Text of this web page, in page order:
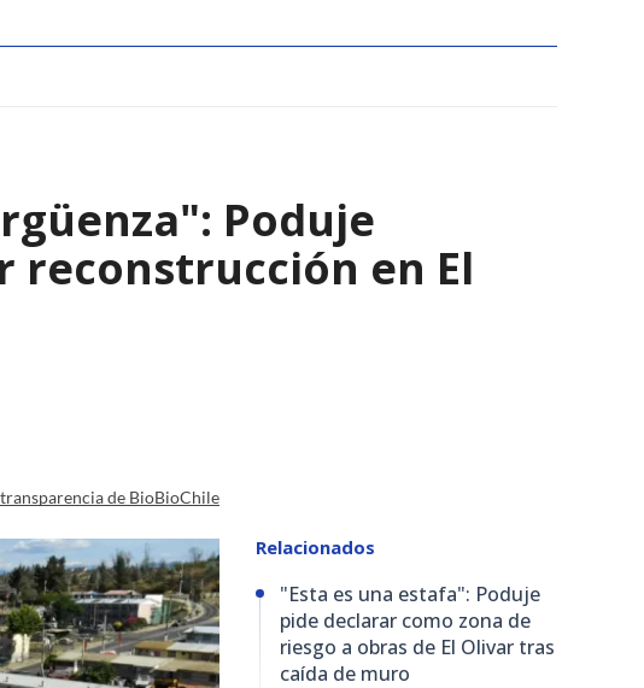
Poduje
reconstrucción en El
de BioBioChile
Relacionados
"Esta es una estafa": Poduje
pide declarar como zona de
riesgo a obras de El Olivar tras
caída de muro